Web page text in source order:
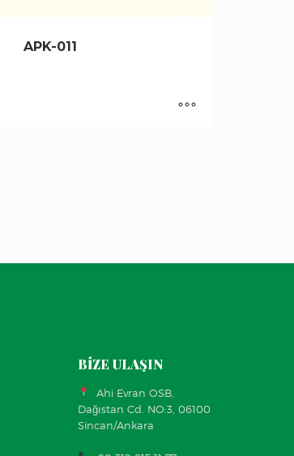
APK-011
BİZE ULAŞIN
Ahi Evran OSB,
Dağıstan Cd. NO:3, 06100
Sincan/Ankara